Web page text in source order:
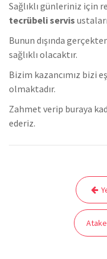
Sağlıklı günleriniz için
tecrübeli servis
Bunun dışında
sağlıklı olacaktır.
Bizim kazancımız bizi
olmaktadır.
Zahmet verip buraya
ederiz.
gezinmesi